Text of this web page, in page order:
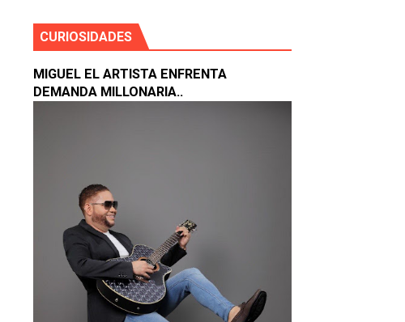
CURIOSIDADES
MIGUEL EL ARTISTA ENFRENTA
DEMANDA MILLONARIA..